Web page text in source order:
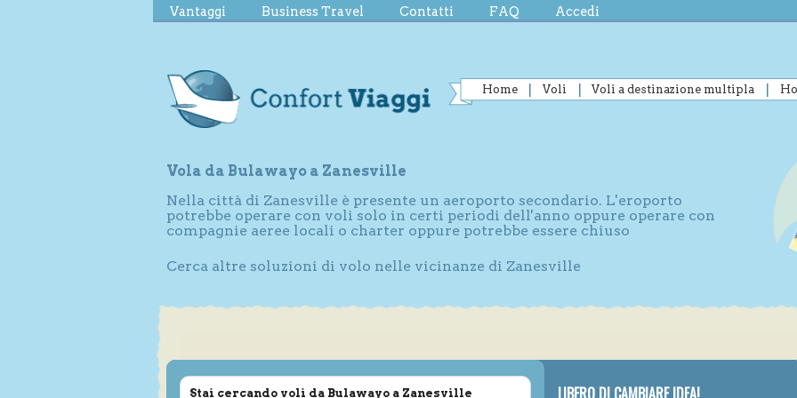
Vantaggi Business Travel Contatti FAQ Accedi
Home Voli Voli a destinazione multipla
Vola da Bulawayo a Zanesville
Nella città di Zanesville è presente un aeroporto secondario. L'eroporto
potrebbe operare con voli solo in certi periodi dell'anno oppure operare con
compagnie aeree locali o charter oppure potrebbe essere chiuso
Cerca altre soluzioni di volo nelle vicinanze di Zanesville
Stai cercando voli da Bulawayo a Zanesville LIBERO DI CAMBIARE IDEA!